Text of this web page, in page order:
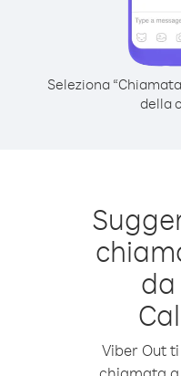
Seleziona
della
Viber Out